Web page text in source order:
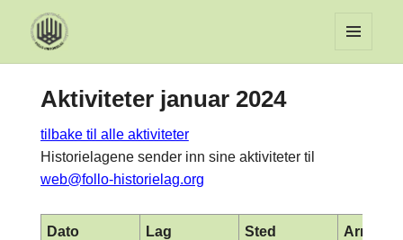
MENY
Aktiviteter januar 2024
tilbake til alle aktiviteter
Historielagene sender inn sine aktiviteter til
web@follo-historielag.org
Dato Lag Sted